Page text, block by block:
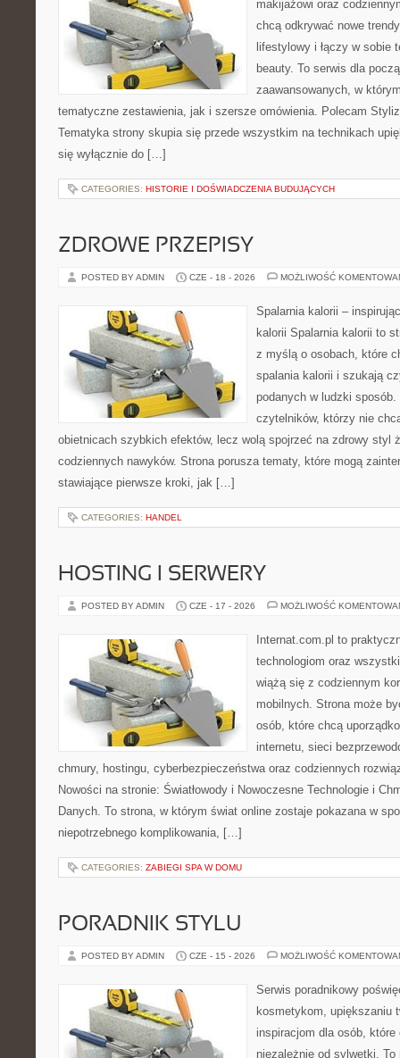
makijażowi oraz
chcą odkrywać nowe
lifestylowy i łączy w sobie
beauty. To serwis dla
zaawansowanych, w
tematyczne zestawienia, jak i szersze omówienia. Polecam
Tematyka strony skupia się przede wszystkim na technikach
się wyłącznie do […]
CATEGORIES: HISTORIE I DOŚWIADCZENIA BUDUJĄCYCH
ZDROWE PRZEPISY
POSTED BY ADMIN CZE - 18 - 2026 MOŻLIWOŚĆ
Spalarnia kalorii –
kalorii Spalarnia kalorii to
z myślą o osobach, które
spalania kalorii i szukają
podanych w ludzki sposób.
czytelników, którzy nie
obietnicach szybkich efektów, lecz wolą spojrzeć na zdrowy styl
codziennych nawyków. Strona porusza tematy, które mogą
stawiające pierwsze kroki, jak […]
CATEGORIES: HANDEL
HOSTING I SERWERY
POSTED BY ADMIN CZE - 17 - 2026 MOŻLIWOŚĆ
Internat.com.pl to
technologiom oraz
wiążą się z codziennym
mobilnych. Strona może
osób, które chcą
internetu, sieci
chmury, hostingu, cyberbezpieczeństwa oraz codziennych
Nowości na stronie: Światłowody i Nowoczesne Technologie i
Danych. To strona, w którym świat online zostaje pokazana w
niepotrzebnego komplikowania, […]
CATEGORIES: ZABIEGI SPA W DOMU
PORADNIK STYLU
POSTED BY ADMIN CZE - 15 - 2026 MOŻLIWOŚĆ
Serwis poradnikowy
kosmetykom, upiększaniu
inspiracjom dla osób,
niezależnie od sylwetki.